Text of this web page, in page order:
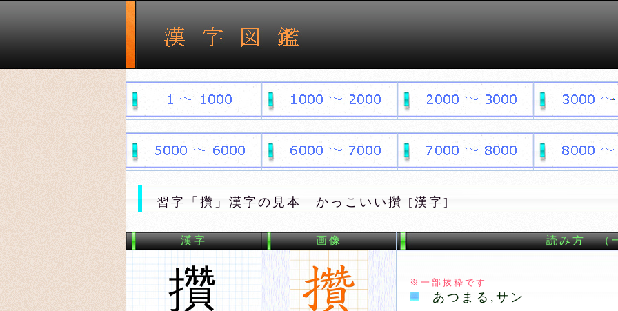
習字「攢」漢字の見本 かっこいい攢 [漢字]
漢字 画像 読み方 （
攢 ※一部抜粋です
あつまる,サン